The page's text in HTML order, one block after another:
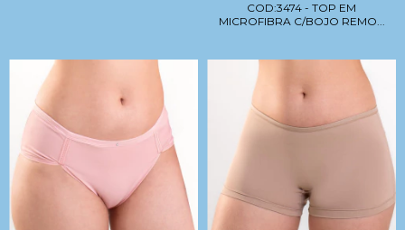
COD:3474 - TOP EM
MICROFIBRA C/BOJO REMO...